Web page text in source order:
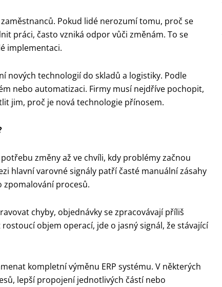
Pokud lidé nerozumí tomu, proč se
práci, často vzniká odpor vůči změnám. To se
implementaci.
nových technologií do skladů a logistiky. Podle
nebo automatizaci. Firmy musí nejdříve pochopit,
jim, proč je nová technologie přínosem.
změny až ve chvíli, kdy problémy začnou
hlavní varovné signály patří časté manuální zásahy
zpomalování procesů.
chyby, objednávky se zpracovávají příliš
objem operací, jde o jasný signál, že stávající
kompletní výměnu ERP systému. V některých
lepší propojení jednotlivých částí nebo